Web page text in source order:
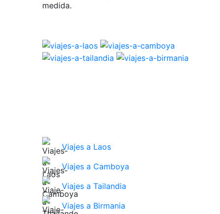
medida.
Viajes a Laos
Viajes a Camboya
Viajes a Tailandia
Viajes a Birmania